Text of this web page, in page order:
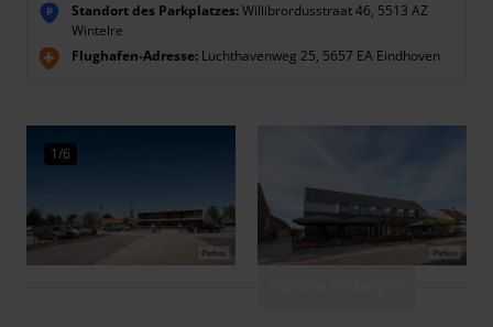
P Standort des Parkplatzes:Willibrordusstraat 46, 5513 AZ
Wintelre
Flughafen-Adresse: Luchthavenweg 25, 5657 EA Eindhoven
1/6